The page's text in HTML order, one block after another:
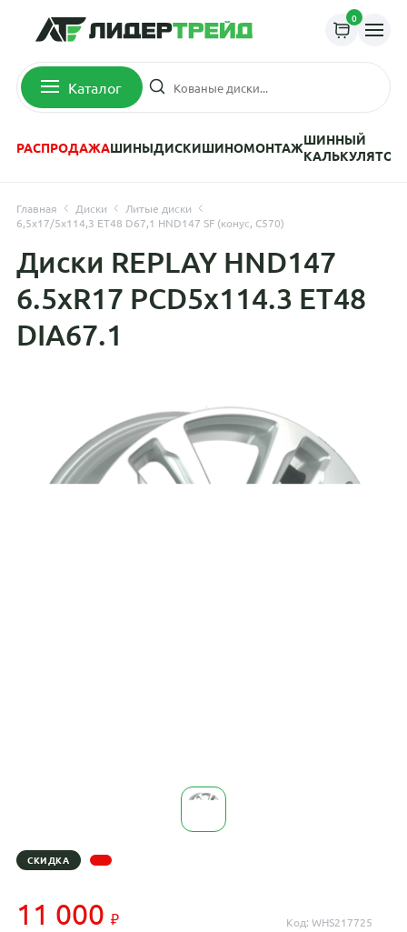
0
Каталог
РАСПРОДАЖАШИНЫДИСКИШИНОМОНТАЖШИННЫЙ
КАЛЬКУЛЯТОР
Главная Диски
Литые диски
6,5x17/5x114,3 ET48 D67,1 HND147 SF (конус, C570)
Диски REPLAY HND147
6.5xR17 PCD5x114.3 ET48
DIA67.1
СКИДКА
11 000 Код: WHS217725